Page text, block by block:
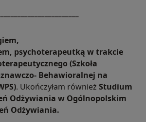
psychoterapeutką w trakcie
(Szkoła
Behawioralnej na
. Ukończyłam również Studium
Odżywiania w Ogólnopolskim
Odżywiania.